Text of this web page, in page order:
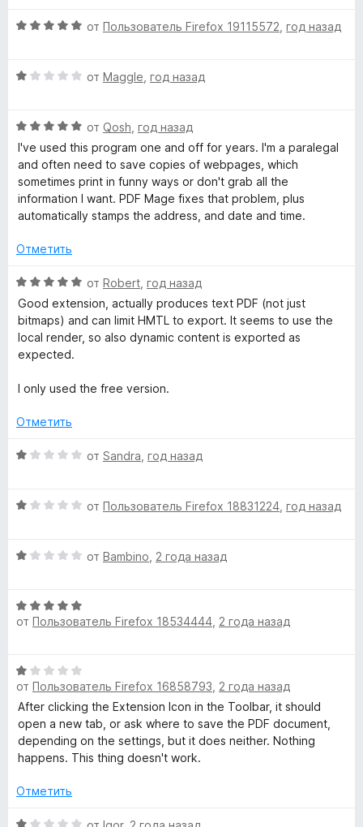
о
1
5
О
н
о
н
а
5
и
з
от Пользователь Firefox 19115572 год назад
О
н
е
н
о
н
а
и
5
от Maggle год назад
О
ц
е
н
е
н
н
5
и
з
5
от Qosh год назад
I've used this program one and off for years. I'm a paralegal
and often need to save copies of webpages, which
sometimes print in funny ways or don't grab all the
information I want. PDF Mage fixes that problem, plus
automatically stamps the address, and date and time.
Отметить
О
ц
е
н
е
о
а
и
от Robert год назад
Good extension, actually produces text PDF (not just
bitmaps) and can limit HMTL to export. It seems to use the
local render, so also dynamic content is exported as
expected.
I only used the free version.
Отметить
О
н
о
1
и
от Sandra год назад
О
н
о
н
и
з
5
от Пользователь Firefox 18831224 год назад
О
н
е
н
а
1
и
з
5
от Bambino 2 года назад
О
ц
е
н
о
н
а
5
з
от Пользователь Firefox 18534444 2 года назад
О
ц
е
н
е
н
н
1
от Пользователь Firefox 16858793 2 года назад
After clicking the Extension Icon in the Toolbar, it should
open a new tab, or ask where to save the PDF document,
depending on the settings, but it does neither. Nothing
happens. This thing doesn't work.
Отметить
О